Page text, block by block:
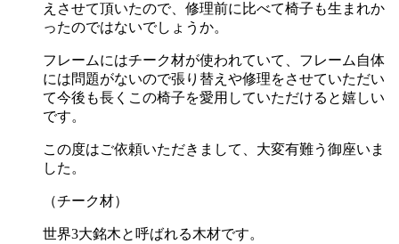
えさせて頂いたので、修理前に比べて椅子も生まれか
ったのではないでしょうか。
フレームにはチーク材が使われていて、フレーム自体
には問題がないので張り替えや修理をさせていただい
て今後も長くこの椅子を愛用していただけると嬉しい
です。
この度はご依頼いただきまして、大変有難う御座いま
した。
（チーク材）
世界3大銘木と呼ばれる木材です。